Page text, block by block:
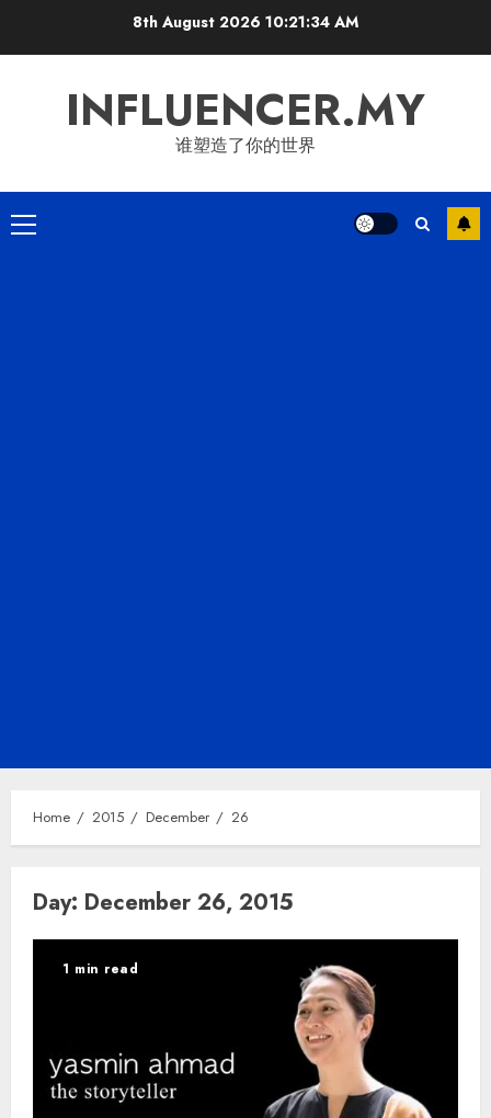
8th August 2026 10:21:35 AM
INFLUENCER.MY
谁塑造了你的世界
Primary
Home 2015 December 26
Day: December 26, 2015
1 min read